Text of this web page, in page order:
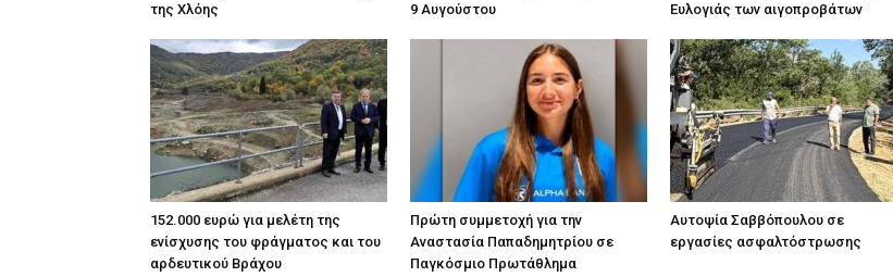
της Χλόης
9 Αυγούστου
Ευλογιάς των αιγοπροβάτων
152.000 ευρώ για μελέτη της
ενίσχυσης του φράγματος και του
αρδευτικού Βράχου
Πρώτη συμμετοχή για την
Αναστασία Παπαδημητρίου σε
Παγκόσμιο Πρωτάθλημα
Αυτοψία Σαββόπουλου σε
εργασίες ασφαλτόστρωσης